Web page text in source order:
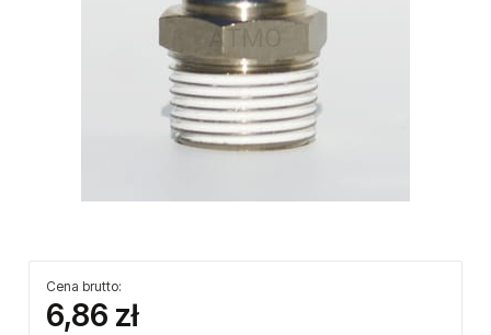
Cena brutto:
6,86 zł